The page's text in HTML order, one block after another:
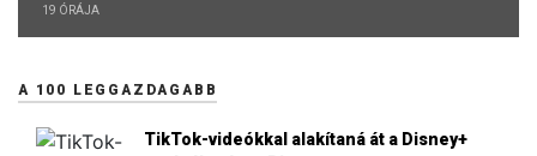
19 ÓRÁJA
A 100 LEGGAZDAGABB
TikTok-videókkal alakítaná át a Disney+